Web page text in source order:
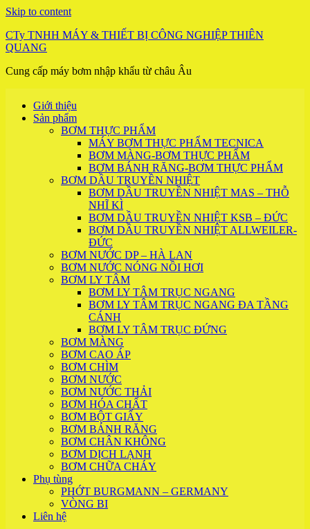
Skip to content
CTy TNHH MÁY & THIẾT BỊ CÔNG NGHIỆP THIÊN
QUANG
Cung cấp máy bơm nhập khẩu từ châu Âu
Giới thiệu
Sản phẩm
BƠM THỰC PHẨM
MÁY BƠM THỰC PHẨM TECNICA
BƠM MÀNG-BƠM THỰC PHẨM
BƠM BÁNH RĂNG-BƠM THỰC PHẨM
BƠM DẦU TRUYỀN NHIỆT
BƠM DẦU TRUYỀN NHIỆT MAS – THỖ
NHĨ KÌ
BƠM DẦU TRUYỀN NHIỆT KSB – ĐỨC
BƠM DẦU TRUYỀN NHIỆT ALLWEILER-
ĐỨC
BƠM NƯỚC DP – HÀ LAN
BƠM NƯỚC NÓNG NỒI HƠI
BƠM LY TÂM
BƠM LY TÂM TRỤC NGANG
BƠM LY TÂM TRỤC NGANG ĐA TẦNG
CÁNH
BƠM LY TÂM TRỤC ĐỨNG
BƠM MÀNG
BƠM CAO ÁP
BƠM CHÌM
BƠM NƯỚC
BƠM NƯỚC THẢI
BƠM HÓA CHẤT
BƠM BỘT GIẤY
BƠM BÁNH RĂNG
BƠM CHÂN KHÔNG
BƠM DỊCH LẠNH
BƠM CHỮA CHÁY
Phụ tùng
PHỚT BURGMANN – GERMANY
VÒNG BI
Liên hệ